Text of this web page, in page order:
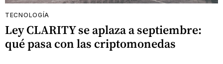
TECNOLOGÍA
Ley CLARITY se aplaza a septiembre:
qué pasa con las criptomonedas